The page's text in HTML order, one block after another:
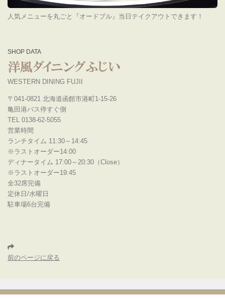
人気メニューを丸ごと『オードブル』当日テイクアウトできます！
SHOP DATA
WESTERN DINING FUJII
〒041-0821 北海道函館市港町1-15-26
亀田港バス停すぐ側
TEL 0138-62-5055
営業時間
ランチタイム 11:30～14:45
※ラストオーダー14:00
ディナータイム 17:00～20:30（Close）
※ラストオーダー19:45
全32席完備
定休日/水曜日
駐車場6台完備
前のページに戻る